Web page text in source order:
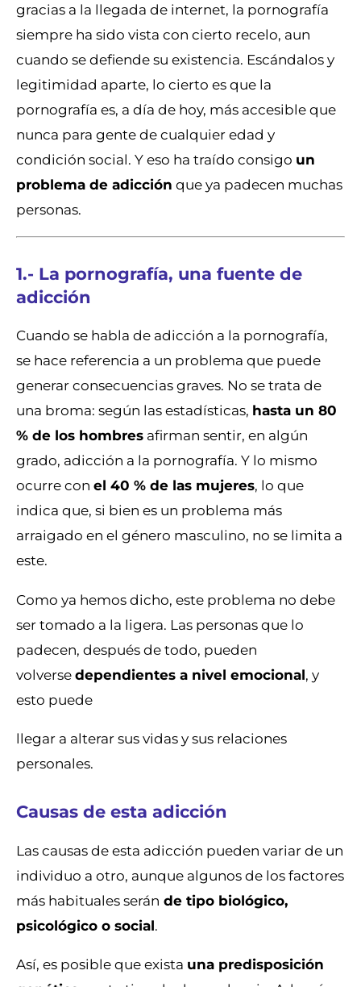
gracias a la llegada de internet, la pornografía
siempre ha sido vista con cierto recelo, aun
cuando se defiende su existencia. Escándalos y
legitimidad aparte, lo cierto es que la
pornografía es, a día de hoy, más accesible que
nunca para gente de cualquier edad y
condición social. Y eso ha traído consigo un
problema de adicción que ya padecen muchas
personas.
1.- La pornografía, una fuente de
adicción
Cuando se habla de adicción a la pornografía,
se hace referencia a un problema que puede
generar consecuencias graves. No se trata de
una broma: según las estadísticas, hasta un 80
% de los hombres afirman sentir, en algún
grado, adicción a la pornografía. Y lo mismo
ocurre con el 40 % de las mujeres, lo que
indica que, si bien es un problema más
arraigado en el género masculino, no se limita a
este.
Como ya hemos dicho, este problema no debe
ser tomado a la ligera. Las personas que lo
padecen, después de todo, pueden
volversedependientes a nivel emocional, y
esto puede
llegar a alterar sus vidas y sus relaciones
personales.
Causas de esta adicción
Las causas de esta adicción pueden variar de un
individuo a otro, aunque algunos de los factores
más habituales serán de tipo biológico,
psicológico o social.
Así, es posible que exista una predisposición